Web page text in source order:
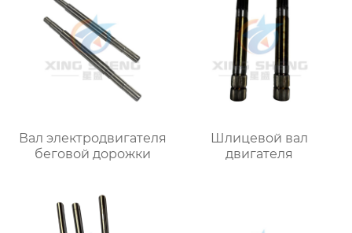
Вал электродвигателя
беговой дорожки
Шлицевой вал
двигателя